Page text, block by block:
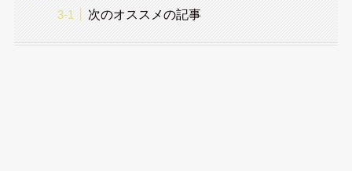
次のオススメの記事